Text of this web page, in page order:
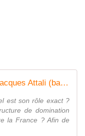
Portrait Faits & Documents de Jacques Attali (bande-annonce)
est son rôle exact ?
de domination
la France ? Afin de